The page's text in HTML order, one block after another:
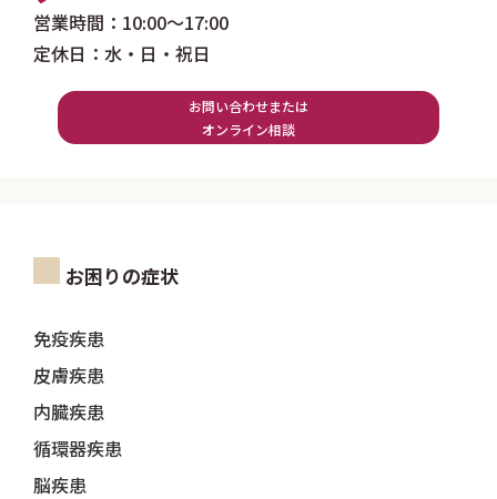
営業時間：10:00～17:00
定休日：水・日・祝日
お問い合わせまたは
オンライン相談
お困りの症状
免疫疾患
皮膚疾患
内臓疾患
循環器疾患
脳疾患